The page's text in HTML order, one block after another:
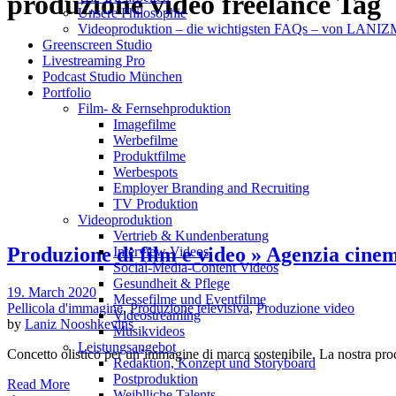
Unsere Philosophie
Videoproduktion – die wichtigsten FAQs – von
Greenscreen Studio
Livestreaming Pro
Podcast Studio München
Portfolio
Film- & Fernsehproduktion
Imagefilme
Werbefilme
Produktfilme
Werbespots
Employer Branding and Recruiting
TV Produktion
Videoproduktion
Vertrieb & Kundenberatung
Interview Videos
Social-Media-Content Videos
Gesundheit & Pflege
Mes­se­filme und Eventfilme
Video­strea­ming
Musikvideos
Leis­tungs­an­ge­bot
Redak­ti­on, Kon­zept und Storyboard
Post­pro­duk­ti­on
Produzione di film e video » Agenzia
19. March 2020
Pellicola d'immagine,Produzione televisiva,Produzione video
by Laniz Nooshkevins
Concetto olistico per un’immagine di marca sostenibile. La nostra
Read More